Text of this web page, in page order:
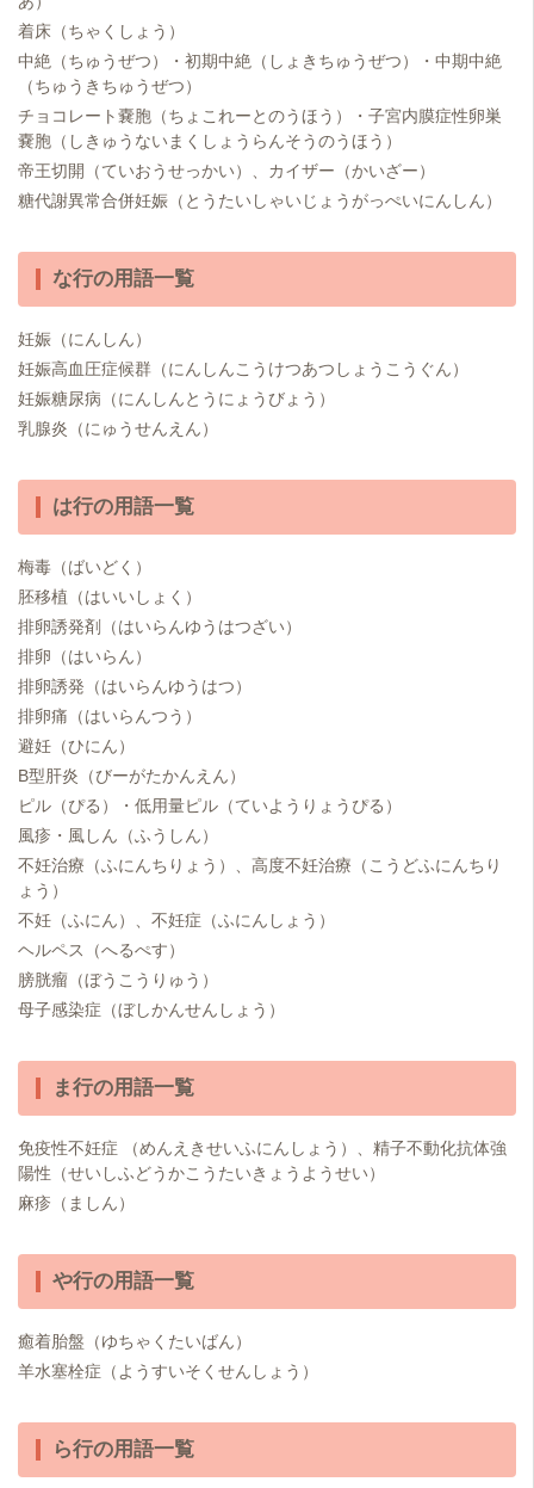
着床（ちゃくしょう）
中絶（ちゅうぜつ）・初期中絶（しょきちゅうぜつ）・中期中絶
（ちゅうきちゅうぜつ）
チョコレート嚢胞（ちょこれーとのうほう）・子宮内膜症性卵巣
嚢胞（しきゅうないまくしょうらんそうのうほう）
帝王切開（ていおうせっかい）、カイザー（かいざー）
糖代謝異常合併妊娠（とうたいしゃいじょうがっぺいにんしん）
な行の用語一覧
妊娠（にんしん）
妊娠高血圧症候群（にんしんこうけつあつしょうこうぐん）
妊娠糖尿病（にんしんとうにょうびょう）
乳腺炎（にゅうせんえん）
は行の用語一覧
梅毒（ばいどく）
胚移植（はいいしょく）
排卵誘発剤（はいらんゆうはつざい）
排卵（はいらん）
排卵誘発（はいらんゆうはつ）
排卵痛（はいらんつう）
避妊（ひにん）
B型肝炎（びーがたかんえん）
ピル（ぴる）・低用量ピル（ていようりょうぴる）
風疹・風しん（ふうしん）
不妊治療（ふにんちりょう）、高度不妊治療（こうどふにんちり
ょう）
不妊（ふにん）、不妊症（ふにんしょう）
ヘルペス（へるぺす）
膀胱瘤（ぼうこうりゅう）
母子感染症（ぼしかんせんしょう）
ま行の用語一覧
免疫性不妊症 （めんえきせいふにんしょう）、精子不動化抗体強
陽性（せいしふどうかこうたいきょうようせい）
麻疹（ましん）
や行の用語一覧
癒着胎盤（ゆちゃくたいばん）
羊水塞栓症（ようすいそくせんしょう）
ら行の用語一覧